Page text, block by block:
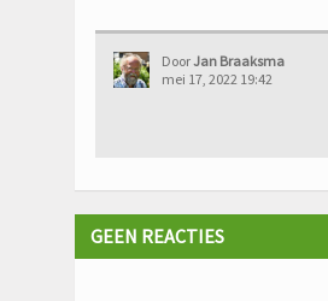
DoorJan Braaksma
mei 17, 2022 19:42
GEEN REACTIES